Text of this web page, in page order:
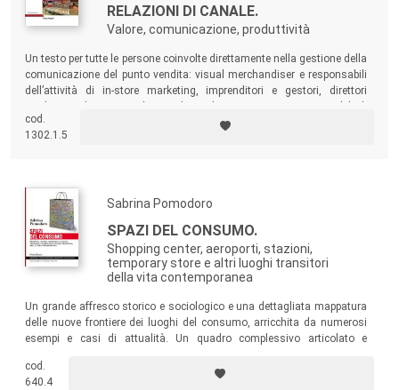
RELAZIONI DI CANALE.
Valore, comunicazione, produttività
Un testo per tutte le persone coinvolte direttamente nella gestione della
comunicazione del punto vendita: visual merchandiser e responsabili
dell’attività di in-store marketing, imprenditori e gestori, direttori
rete e capi area. Ma anche per gli studenti universitari che frequentano
corsi di channel marketing, retail management e store management.
cod.
1302.1.5
Sabrina Pomodoro
SPAZI DEL CONSUMO.
Shopping center, aeroporti, stazioni,
temporary store e altri luoghi transitori
della vita contemporanea
Un grande affresco storico e sociologico e una dettagliata mappatura
delle nuove frontiere dei luoghi del consumo, arricchita da numerosi
esempi e casi di attualità. Un quadro complessivo articolato e
società di oggi, all’insegna della transitorietà e della mobilità.
cod.
640.4